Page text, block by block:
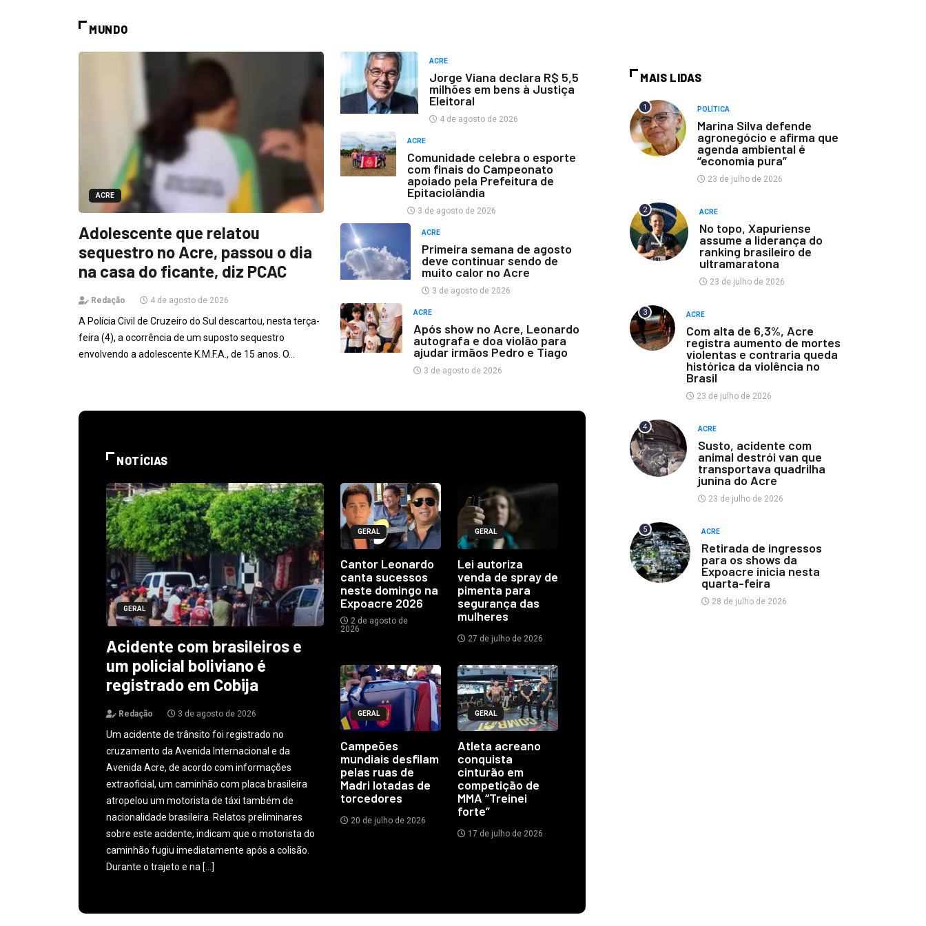
MUNDO
ACRE
Adolescente que relatou
sequestro no Acre, passou o dia
na casa do ficante, diz PCAC
Redação 4 de agosto de 2026
A Polícia Civil de Cruzeiro do Sul descartou, nesta terça-
feira (4), a ocorrência de um suposto sequestro
envolvendo a adolescente K.M.F.A., de 15 anos. O…
ACRE
Jorge Viana declara R$ 5,5
milhões em bens à Justiça
Eleitoral
4 de agosto de 2026
ACRE
Comunidade celebra o esporte
com finais do Campeonato
apoiado pela Prefeitura de
Epitaciolândia
3 de agosto de 2026
ACRE
Primeira semana de agosto
deve continuar sendo de
muito calor no Acre
3 de agosto de 2026
ACRE
Após show no Acre, Leonardo
autografa e doa violão para
ajudar irmãos Pedro e Tiago
3 de agosto de 2026
NOTÍCIAS
GERAL
Acidente com brasileiros e
um policial boliviano é
registrado em Cobija
Redação 3 de agosto de 2026
Um acidente de trânsito foi registrado no
cruzamento da Avenida Internacional e da
Avenida Acre, de acordo com informações
extraoficial, um caminhão com placa brasileira
atropelou um motorista de táxi também de
nacionalidade brasileira. Relatos preliminares
sobre este acidente, indicam que o motorista do
caminhão fugiu imediatamente após a colisão.
Durante o trajeto e na […]
GERAL
Cantor Leonardo
canta sucessos
neste domingo na
Expoacre 2026
2 de agosto de
2026
GERAL
Lei autoriza
venda de spray de
pimenta para
segurança das
mulheres
27 de julho de 2026
GERAL
Campeões
mundiais desfilam
pelas ruas de
Madri lotadas de
torcedores
20 de julho de 2026
GERAL
Atleta acreano
conquista
cinturão em
competição de
MMA “Treinei
forte”
17 de julho de 2026
MAIS LIDAS
1 POLÍTICA
Marina Silva defende
agronegócio e afirma que
agenda ambiental é
“economia pura”
23 de julho de 2026
2 ACRE
No topo, Xapuriense
assume a liderança do
ranking brasileiro de
ultramaratona
23 de julho de 2026
3 ACRE
Com alta de 6,3%, Acre
registra aumento de mortes
violentas e contraria queda
histórica da violência no
Brasil
23 de julho de 2026
4 ACRE
Susto, acidente com
animal destrói van que
transportava quadrilha
junina do Acre
23 de julho de 2026
5 ACRE
Retirada de ingressos
para os shows da
Expoacre inicia nesta
quarta-feira
28 de julho de 2026